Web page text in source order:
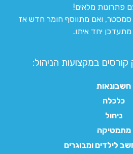
פתרונות מלאים!
ואם מתווסף חומר חדש אז
יחד איתו.
במקצועות הניהול:
חשבונאות
כלכלה
ניהול
מתמטיקה
לילדים ומבוגרים